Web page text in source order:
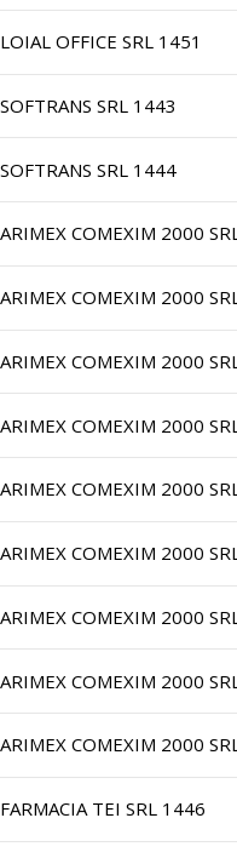
LOIAL OFFICE SRL 1451
SOFTRANS SRL 1443
SOFTRANS SRL 1444
ARIMEX COMEXIM 2000
ARIMEX COMEXIM 2000
ARIMEX COMEXIM 2000
ARIMEX COMEXIM 2000
ARIMEX COMEXIM 2000
ARIMEX COMEXIM 2000
ARIMEX COMEXIM 2000
ARIMEX COMEXIM 2000
ARIMEX COMEXIM 2000
FARMACIA TEI SRL 1446